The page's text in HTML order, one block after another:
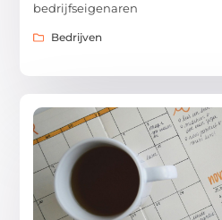
bedrijfseigenaren
Bedrijven